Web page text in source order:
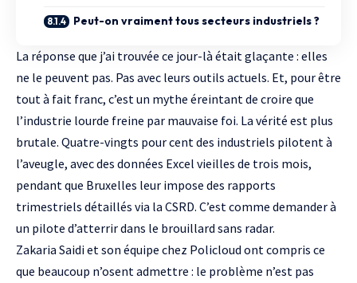
Peut-on vraiment tous secteurs industriels ?
La réponse que j’ai trouvée ce jour-là était glaçante : elles
ne le peuvent pas. Pas avec leurs outils actuels. Et, pour être
tout à fait franc, c’est un mythe éreintant de croire que
l’industrie lourde freine par mauvaise foi. La vérité est plus
brutale. Quatre-vingts pour cent des industriels pilotent à
l’aveugle, avec des données Excel vieilles de trois mois,
pendant que Bruxelles leur impose des rapports
trimestriels détaillés via la CSRD. C’est comme demander à
un pilote d’atterrir dans le brouillard sans radar.
Zakaria Saidi et son équipe chez Policloud ont compris ce
que beaucoup n’osent admettre : le problème n’est pas